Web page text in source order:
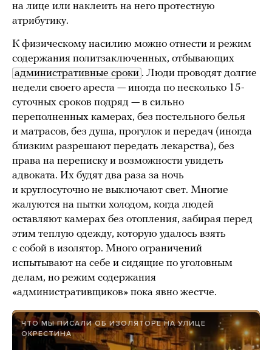
на лице или наклеить на него протестную
атрибутику.
К физическому насилию можно отнести и режим
содержания политзаключенных, отбывающих
административные сроки . Люди проводят долгие
недели своего ареста — иногда по несколько 15-
суточных сроков подряд — в сильно
переполненных камерах, без постельного белья
и матрасов, без душа, прогулок и передач (иногда
близким разрешают передать лекарства), без
права на переписку и возможности увидеть
адвоката. Их будят два раза за ночь
и круглосуточно не выключают свет. Многие
жалуются на пытки холодом, когда людей
оставляют камерах без отопления, забирая перед
этим теплую одежду, которую удалось взять
с собой в изолятор. Много ограничений
испытывают на себе и сидящие по уголовным
делам, но режим содержания
«административщиков» пока явно жестче.
ЧТО МЫ ПИСАЛИ ОБ ИЗОЛЯТОРЕ НА УЛИЦЕ
ОКРЕСТИНА